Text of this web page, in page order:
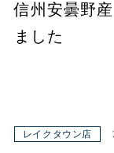
信州安曇野
ました
レイクタウン店